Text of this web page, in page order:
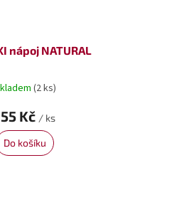
nápoj NATURAL
(2 ks)
Kč / ks
Do košíku